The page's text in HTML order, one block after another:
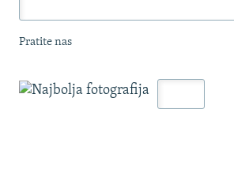
Pratite nas